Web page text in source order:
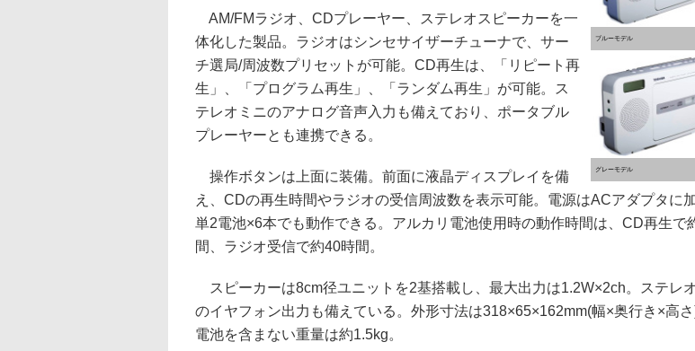
ブルーモデル
グレーモデル
AM/FMラジオ、CDプレーヤー、ステレオスピーカーを一
体化した製品。ラジオはシンセサイザーチューナで、サー
チ選局/周波数プリセットが可能。CD再生は、「リピート再
生」、「プログラム再生」、「ランダム再生」が可能。ス
テレオミニのアナログ音声入力も備えており、ポータブル
プレーヤーとも連携できる。
操作ボタンは上面に装備。前面に液晶ディスプレイを備
え、CDの再生時間やラジオの受信周波数を表示可能。電源はACアダプタに加
単2電池×6本でも動作できる。アルカリ電池使用時の動作時間は、CD再生で
間、ラジオ受信で約40時間。
スピーカーは8cm径ユニットを2基搭載し、最大出力は1.2W×2ch。ステレ
のイヤフォン出力も備えている。外形寸法は318×65×162mm(幅×奥行き×高さ)
電池を含まない重量は約1.5kg。